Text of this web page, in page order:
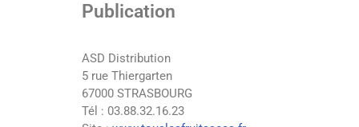
Publication
ASD Distribution
5 rue Thiergarten
67000 STRASBOURG
Tél : 03.88.32.16.23